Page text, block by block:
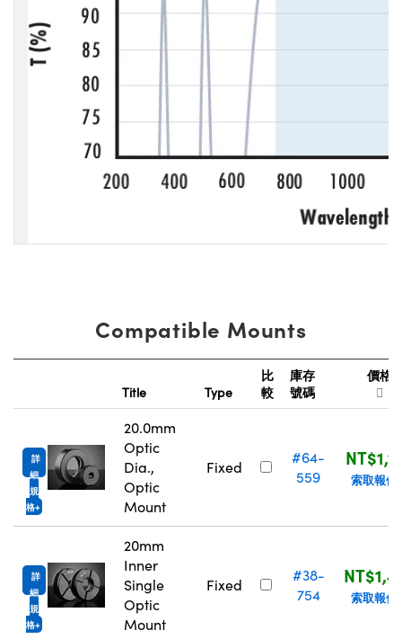
Compatible Mounts
比
較
庫存
號碼
價格
詳
細
規
格
20.0mm
Optic
Dia.,
Optic
Mount
559
索取報價
詳
細
規
格
20mm
Inner
Single
Optic
Mount
754
索取報價